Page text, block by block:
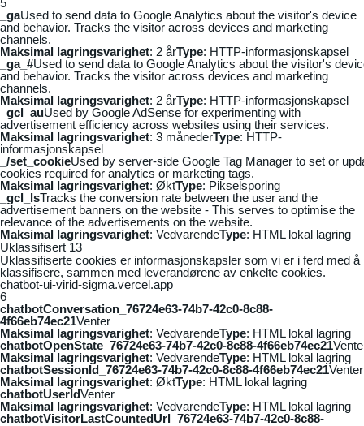
_gaUsed to send data to Google Analytics about the visitor's device
and behavior. Tracks the visitor across devices and marketing
channels.
Maksimal lagringsvarighet: 2 årType: HTTP-informasjonskapsel
_ga_#Used to send data to Google Analytics about the visitor's
and behavior. Tracks the visitor across devices and marketing
channels.
Maksimal lagringsvarighet: 2 årType: HTTP-informasjonskapsel
_gcl_auUsed by Google AdSense for experimenting with
advertisement efficiency across websites using their services.
Maksimal lagringsvarighet: 3 månederType: HTTP-
informasjonskapsel
_/set_cookieUsed by server-side Google Tag Manager to set or
cookies required for analytics or marketing tags.
Maksimal lagringsvarighet: ØktType: Pikselsporing
_gcl_lsTracks the conversion rate between the user and the
advertisement banners on the website - This serves to optimise the
relevance of the advertisements on the website.
Maksimal lagringsvarighet: VedvarendeType: HTML lokal lagring
Uklassifisert 13
Uklassifiserte cookies er informasjonskapsler som vi er i ferd med å
klassifisere, sammen med leverandørene av enkelte cookies.
chatbot-ui-virid-sigma.vercel.app
6
chatbotConversation_76724e63-74b7-42c0-8c88-
4f66eb74ec21Venter
Maksimal lagringsvarighet: VedvarendeType: HTML lokal lagring
chatbotOpenState_76724e63-74b7-42c0-8c88-4f66eb74ec21
Maksimal lagringsvarighet: VedvarendeType: HTML lokal lagring
chatbotSessionId_76724e63-74b7-42c0-8c88-4f66eb74ec21Venter
Maksimal lagringsvarighet: ØktType: HTML lokal lagring
chatbotUserIdVenter
Maksimal lagringsvarighet: VedvarendeType: HTML lokal lagring
chatbotVisitorLastCountedUrl_76724e63-74b7-42c0-8c88-